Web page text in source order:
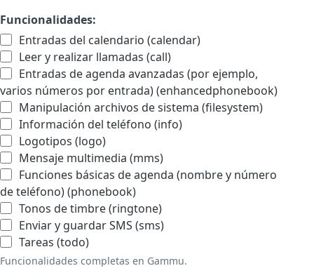
Funcionalidades:
Entradas del calendario (calendar)
Leer y realizar llamadas (call)
Entradas de agenda avanzadas (por ejemplo,
varios números por entrada) (enhancedphonebook)
Manipulación archivos de sistema (filesystem)
Información del teléfono (info)
Logotipos (logo)
Mensaje multimedia (mms)
Funciones básicas de agenda (nombre y número
de teléfono) (phonebook)
Tonos de timbre (ringtone)
Enviar y guardar SMS (sms)
Tareas (todo)
Funcionalidades completas en Gammu.